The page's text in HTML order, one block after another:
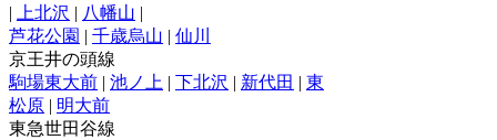
|
上北沢 | 八幡山 |
芦花公園 | 千歳烏山 | 仙川
京王井の頭線
駒場東大前 | 池ノ上 | 下北沢 | 新代田 | 東
松原 | 明大前
東急世田谷線